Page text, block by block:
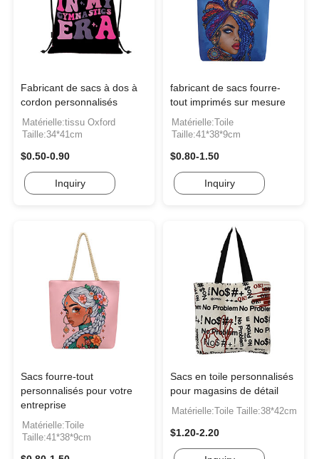
Fabricant de sacs à dos à
cordon personnalisés
Matérielle:tissu Oxford
Taille:34*41cm
$0.50-0.90
Inquiry
fabricant de sacs fourre-
tout imprimés sur mesure
Matérielle:Toile
Taille:41*38*9cm
$0.80-1.50
Inquiry
Sacs fourre-tout
personnalisés pour votre
entreprise
Matérielle:Toile
Taille:41*38*9cm
Sacs en toile personnalisés
pour magasins de détail
Matérielle:Toile Taille:38*42cm
$1.20-2.20